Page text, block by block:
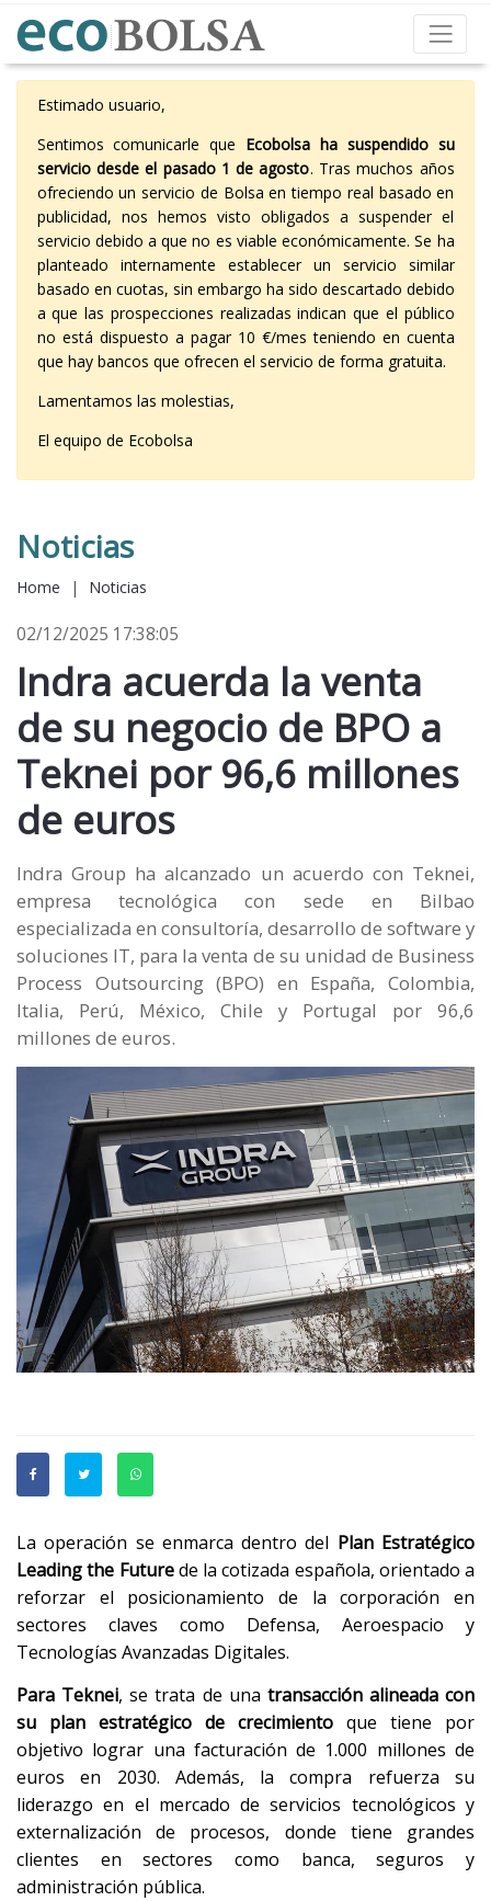
Estimado usuario,
Sentimos comunicarle que Ecobolsa ha suspendido su
servicio desde el pasado 1 de agosto. Tras muchos años
ofreciendo un servicio de Bolsa en tiempo real basado en
publicidad, nos hemos visto obligados a suspender el
servicio debido a que no es viable económicamente. Se ha
planteado internamente establecer un servicio similar
basado en cuotas, sin embargo ha sido descartado debido
a que las prospecciones realizadas indican que el público
no está dispuesto a pagar 10 €/mes teniendo en cuenta
que hay bancos que ofrecen el servicio de forma gratuita.
Lamentamos las molestias,
El equipo de Ecobolsa
Noticias
Home | Noticias
02/12/2025 17:38:05
Indra acuerda la venta
de su negocio de BPO a
Teknei por 96,6 millones
de euros
Indra Group ha alcanzado un acuerdo con Teknei,
empresa tecnológica con sede en Bilbao
especializada en consultoría, desarrollo de software y
soluciones IT, para la venta de su unidad de Business
Process Outsourcing (BPO) en España, Colombia,
Italia, Perú, México, Chile y Portugal por 96,6
millones de euros.
La operación se enmarca dentro del Plan Estratégico
Leading the Futurede la cotizada española, orientado a
reforzar el posicionamiento de la corporación en
sectores claves como Defensa, Aeroespacio y
Tecnologías Avanzadas Digitales.
Para Teknei, se trata de una transacción alineada con
su plan estratégico de crecimiento que tiene por
objetivo lograr una facturación de 1.000 millones de
euros en 2030. Además, la compra refuerza su
liderazgo en el mercado de servicios tecnológicos y
externalización de procesos, donde tiene grandes
clientes en sectores como banca, seguros y
administración pública.